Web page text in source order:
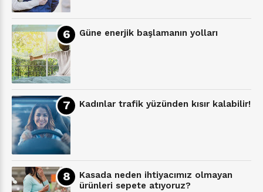
Güne enerjik başlamanın yolları
Kadınlar trafik yüzünden kısır kalabilir!
Kasada neden ihtiyacımız olmayan
ürünleri sepete atıyoruz?